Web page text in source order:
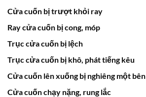
Cửa cuốn bị trượt khỏi ray
Ray cửa cuốn bị cong, móp
Trục cửa cuốn bị lệch
Trục cửa cuốn bị khô, phát tiếng kêu
Cửa cuốn lên xuống bị nghiêng một bên
Cửa cuốn chạy nặng, rung lắc